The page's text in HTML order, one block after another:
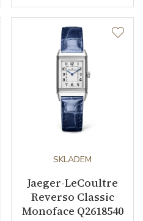
nerezová ocel
SKLADEM
Jaeger-LeCoultre
Reverso Classic
Monoface Q2618540